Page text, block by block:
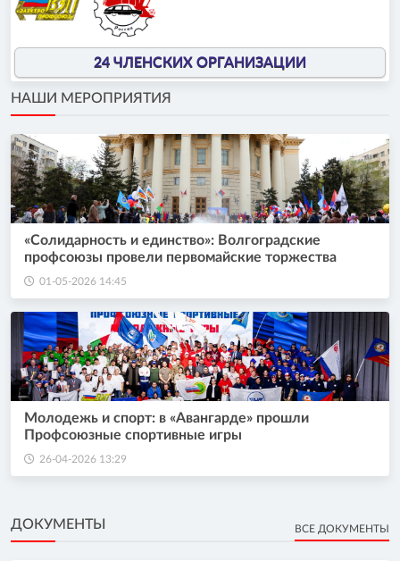
24 ЧЛЕНСКИХ ОРГАНИЗАЦИИ
НАШИ МЕРОПРИЯТИЯ
«Солидарность и единство»: Волгоградские
профсоюзы провели первомайские торжества
01-05-2026 14:45
Молодежь и спорт: в «Авангарде» прошли
Профсоюзные спортивные игры
26-04-2026 13:29
ДОКУМЕНТЫ ВСЕ ДОКУМЕНТЫ